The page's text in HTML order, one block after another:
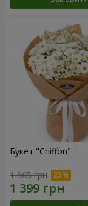
Букет "Chiffon"
1 865 грн